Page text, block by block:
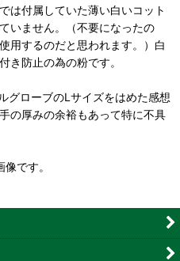
は付属していた薄い白いコット
いません。（不要になったの
用するのだと思われます。）白
き防止の為の粉です。
グローブのLサイズをはめた感想
の厚みの余裕もあって特に不具
です。